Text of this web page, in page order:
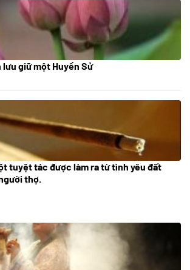
lưu giữ một Huyền Sử
tuyệt tác được làm ra từ tình yêu đất
thợ.